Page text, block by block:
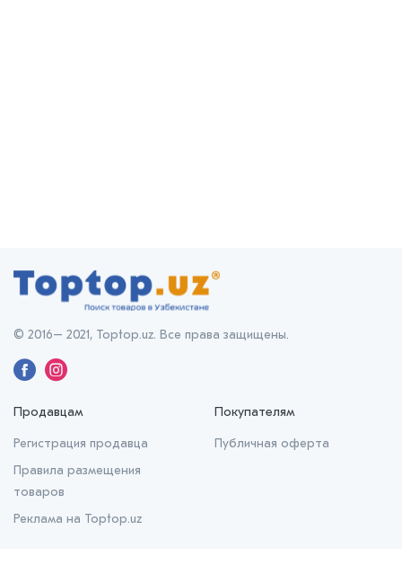
Продавцам
Регистрация продавца
Правила размещения
товаров
Реклама на Toptop.uz
Покупателям
Публичная оферта
© 2016– 2021, Toptop.uz. Все права защищены.